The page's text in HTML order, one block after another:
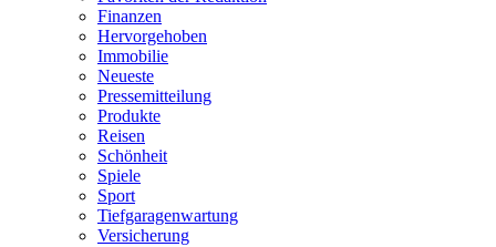
Finanzen
Hervorgehoben
Immobilie
Neueste
Pressemitteilung
Produkte
Reisen
Schönheit
Spiele
Sport
Tiefgaragenwartung
Versicherung